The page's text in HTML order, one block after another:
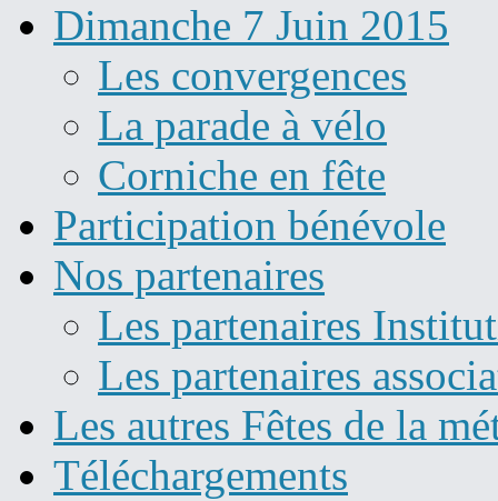
Dimanche 7 Juin 2015
Les convergences
La parade à vélo
Corniche en fête
Participation bénévole
Nos partenaires
Les partenaires
Les partenaires
Les autres Fêtes de la
Téléchargements